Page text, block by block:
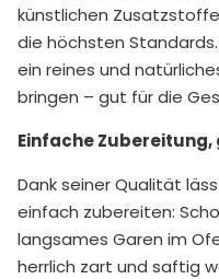
künstlichen
die höchsten Standards.
ein reines und
bringen – gut für die
Einfache Zubereitung,
Dank seiner Qualität
einfach zubereiten:
langsames Garen im
herrlich zart und saftig